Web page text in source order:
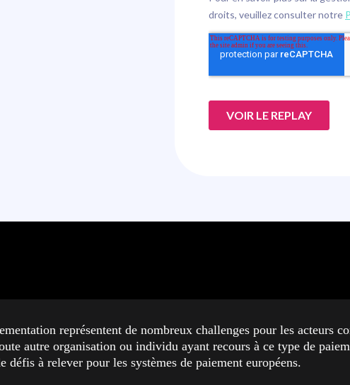
représentent de nombreux challenges pour les acteurs
autre organisation ou individu ayant recours à ce type de
à relever pour les systèmes de paiement européens.